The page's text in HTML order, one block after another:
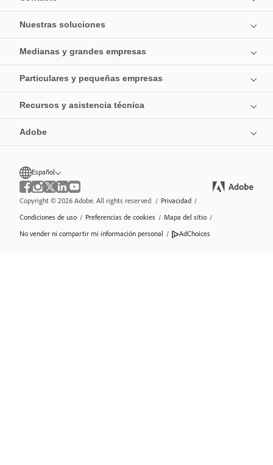
Nuestras soluciones
Medianas y grandes empresas
Particulares y pequeñas empresas
Recursos y asistencia técnica
Adobe
Español
Copyright © 2026 Adobe. All rights reserved. / Privacidad /
Condiciones de uso / Preferencias de cookies / Mapa del sitio /
No vender ni compartir mi información personal / AdChoices